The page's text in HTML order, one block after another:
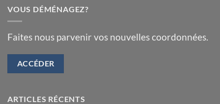
VOUS DÉMÉNAGEZ?
Faites nous parvenir vos nouvelles coordonnées.
ACCÉDER
ARTICLES RÉCENTS